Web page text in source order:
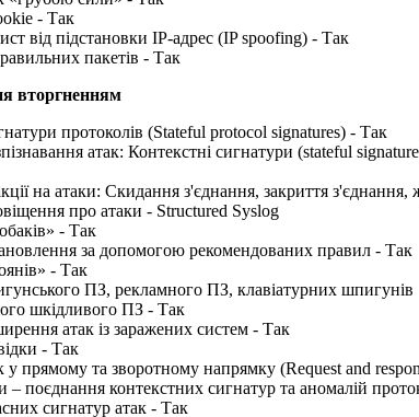
- Так
від підстановки IP-адрес (IP spoofing) - Так
пакетів - Так
вторгненням
протоколів (Stateful protocol signatures) - Так
атак: Контекстні сигнатури (stateful
на атаки: Скидання з'єднання, закриття з'єднання,
про атаки - Structured Syslog
- Так
за допомогою рекомендованих правил - Так
- Так
ПЗ, рекламного ПЗ, клавіатурних шпигунів
шкідливого ПЗ - Так
атак із заражених систем - Так
- Так
у прямому та зворотному напрямку (Request and
– поєднання контекстних сигнатур та аномалій
сигнатур атак - Так